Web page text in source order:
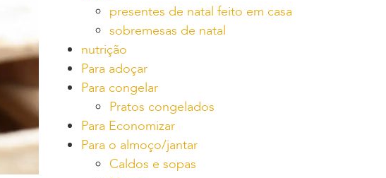
presentes de natal feito em casa
sobremesas de natal
nutrição
Para adoçar
Para congelar
Pratos congelados
Para Economizar
Para o almoço/jantar
Caldos e sopas